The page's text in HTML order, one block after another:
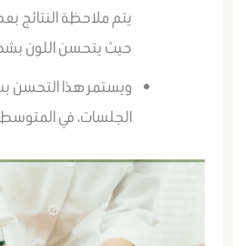
يتم ملاحظة النتائج
حيث يتحسن اللون
ويستمر هذا التحسن
الجلسات، في المتوسط يتم